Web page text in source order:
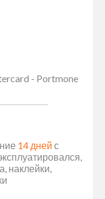
- Portmone
14 дней с
наклейки,